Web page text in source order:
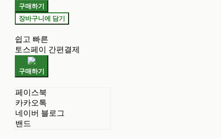
구매하기
장바구니에 담기
쉽고 빠른
토스페이 간편결제
구매하기
페이스북
카카오톡
네이버 블로그
밴드